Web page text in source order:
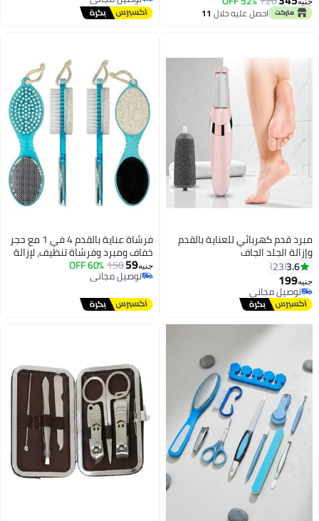
احصل عليه خلال 11 توصيل مجاني
مبرد قدم كهربائي للعناية بالقدم
وإزالة الجلد الجاف
3.6
23
جنيه199
توصيل مجاني
توصيل مجاني
فرشاة عناية بالقدم 4 في 1 مع حجر
خفاف ومبرد وفرشاة تنظيف، لإزالة
الجلد الميت والكالو وتنظيف
القدمين، مناسبة للاستخدام المنزلي
جنيه59
150
60% OFF
توصيل مجاني
توصيل مجاني